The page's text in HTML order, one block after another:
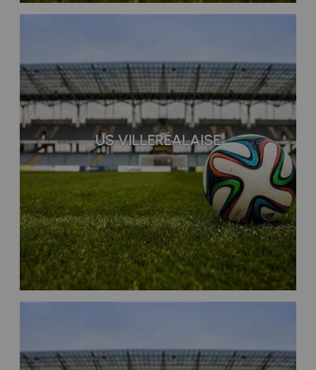
US VILLERÉALAISE